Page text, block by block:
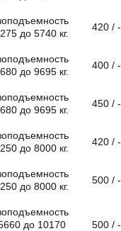
до 5740 кг.
420 / -
до 9695 кг.
400 / -
до 9695 кг.
450 / -
до 8000 кг.
420 / -
до 8000 кг.
500 / -
до 10170
500 / -